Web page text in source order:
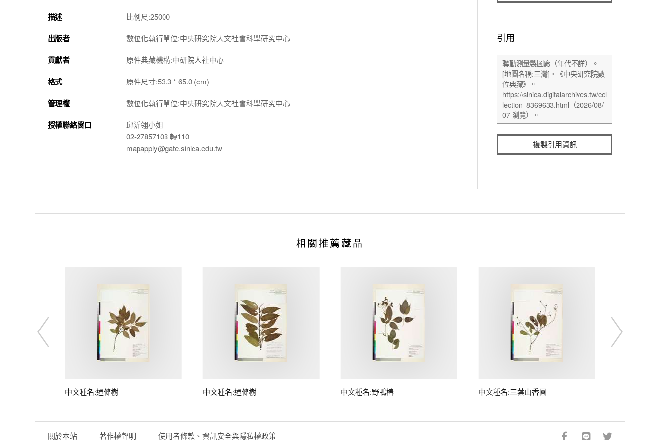
描述
比例尺:25000
出版者 數位化執行單位:中央研究院人文社會科學研究中心
貢獻者 原件典藏機構:中研院人社中心
格式 原件尺寸:53.3 * 65.0 (cm)
管理權 數位化執行單位:中央研究院人文社會科學研究中心
授權聯絡窗口
邱沂翎小姐
02-27857108 轉110
mapapply@gate.sinica.edu.tw
引用
複製引用資訊
相關推薦藏品
中文種名:通條樹 中文種名:通條樹 中文種名:野鴨椿 中文種名:三葉山香圓
關於本站 著作權聲明 使用者條款、資訊安全與隱私權政策